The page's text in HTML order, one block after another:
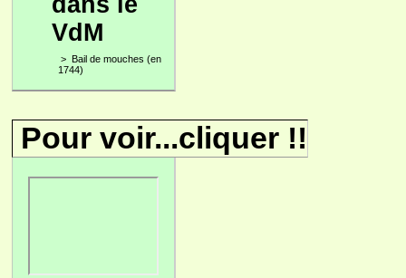
VdM
> Bail de mouches (en
1744)
Pour voir...cliquer !!